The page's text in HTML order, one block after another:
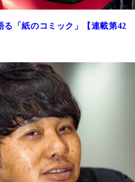
「紙のコミック」【連載第42